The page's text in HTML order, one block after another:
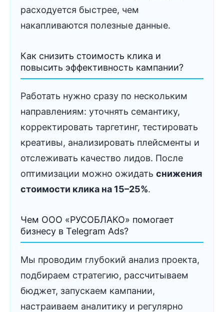
расходуется быстрее, чем
накапливаются полезные данные.
Как снизить стоимость клика и
повысить эффективность кампании?
Работать нужно сразу по нескольким
направлениям: уточнять семантику,
корректировать таргетинг, тестировать
креативы, анализировать плейсменты и
отслеживать качество лидов. После
оптимизации можно ожидать снижения
стоимости клика на 15–25%.
Чем ООО «РУСОБЛАКО» помогает
бизнесу в Telegram Ads?
Мы проводим глубокий анализ проекта,
подбираем стратегию, рассчитываем
бюджет, запускаем кампании,
настраиваем аналитику и регулярно